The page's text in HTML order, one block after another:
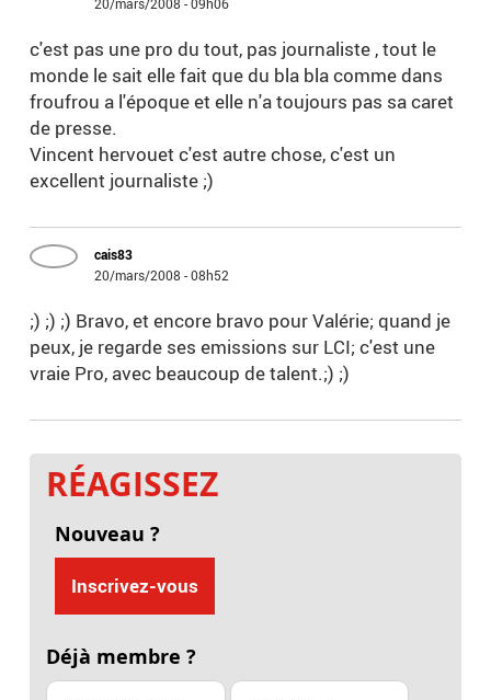
c'est pas une pro du tout, pas journaliste , tout le
monde le sait elle fait que du bla bla comme dans
froufrou a l'époque et elle n'a toujours pas sa caret
de presse.
Vincent hervouet c'est autre chose, c'est un
excellent journaliste ;)
cais83
20/mars/2008 - 08h52
;) ;) ;) Bravo, et encore bravo pour Valérie; quand je
peux, je regarde ses emissions sur LCI; c'est une
vraie Pro, avec beaucoup de talent.;) ;)
RÉAGISSEZ
Nouveau ?
Inscrivez-vous
Déjà membre ?